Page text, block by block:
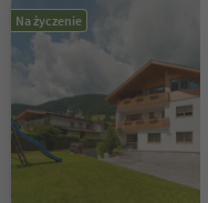
Na życzenie